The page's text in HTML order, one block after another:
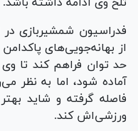
فدراسیون شمشیربازی
از بهانه‌جویی‌های
حد توان فراهم کند تا وی
آماده شود، اما به نظر
فاصله گرفته و شاید
ورزشی‌اش کند.